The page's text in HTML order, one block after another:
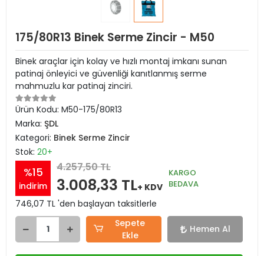
175/80R13 Binek Serme Zincir - M50
Binek araçlar için kolay ve hızlı montaj imkanı sunan
patinaj önleyici ve güvenliği kanıtlanmış serme
mahmuzlu kar patinaj zinciri.
Ürün Kodu: M50-175/80R13
Marka: ŞDL
Kategori: Binek Serme Zincir
Stok: 20+
%15
indirim
4.257,50 TL
3.008,33 TL+ KDV
KARGO
BEDAVA
746,07 TL 'den başlayan taksitlerle
Sepete
Ekle
Hemen Al